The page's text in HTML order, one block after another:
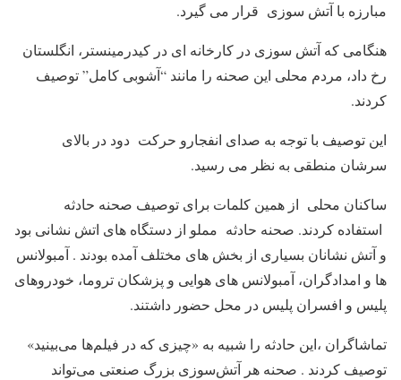
مبارزه با آتش سوزی قرار می گیرد.
هنگامی که آتش سوزی در کارخانه ای در کیدرمینستر، انگلستان
رخ داد، مردم محلی این صحنه را مانند “آشوبی کامل” توصیف
کردند.
این توصیف با توجه به صدای انفجارو حرکت دود در بالای
سرشان منطقی به نظر می رسید.
ساکنان محلی از همین کلمات برای توصیف صحنه حادثه
استفاده کردند. صحنه حادثه مملو از دستگاه های اتش نشانی بود
و آتش نشانان بسیاری از بخش های مختلف آمده بودند . آمبولانس
ها و امدادگران، آمبولانس های هوایی و پزشکان تروما، خودروهای
پلیس و افسران پلیس در محل حضور داشتند.
تماشاگران ،این حادثه را شبیه به «چیزی که در فیلم‌ها می‌بینید»
توصیف کردند . صحنه هر آتش‌سوزی بزرگ صنعتی می‌تواند